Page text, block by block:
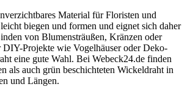
Material für Floristen und
biegen und formen und eignet sich daher
von Blumensträußen, Kränzen oder
DIY-Projekte wie Vogelhäuser oder Deko-
eine gute Wahl. Bei Webeck24.de finden
als auch grün beschichteten Wickeldraht in
und Längen.